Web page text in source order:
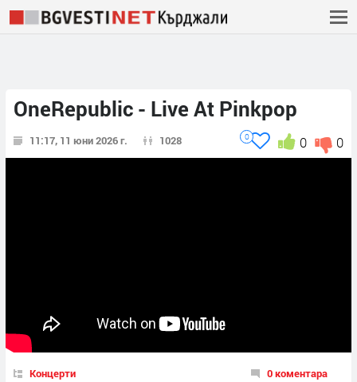
OneRepublic - Live At Pinkpop
11:17, 11 юни 2026 г. 1028 0
0
0
Концерти 0 коментара